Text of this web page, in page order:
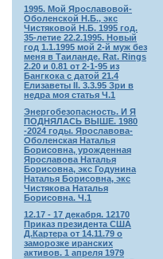
1995. Мой Ярославовой-
Оболенской Н.Б., экс
Чистяковой Н.Б. 1995 год.
35-летие 22.2.1995. Новый
год 1.1.1995 мой 2-й муж без
меня в Таиланде. Rat. Rings
2.20 и 0.81 от 2-1-95 из
Бангкока с датой 21.4
Елизаветы II. 3.3.95 Зри в
недра моя статья Ч.1
Энергобезопасность. И Я
ПОДНЯЛАСЬ ВЫШЕ. 1980
-2024 годы. Ярославова-
Оболенская Наталья
Борисовна, урожденная
Ярославова Наталья
Борисовна, экс Годунина
Наталья Борисовна, экс
Чистякова Наталья
Борисовна. Ч.1
12.17 - 17 декабря. 12170
Приказ президента США
Д.Картера от 14.11.79 о
заморозке иранских
активов. 1 апреля 1979